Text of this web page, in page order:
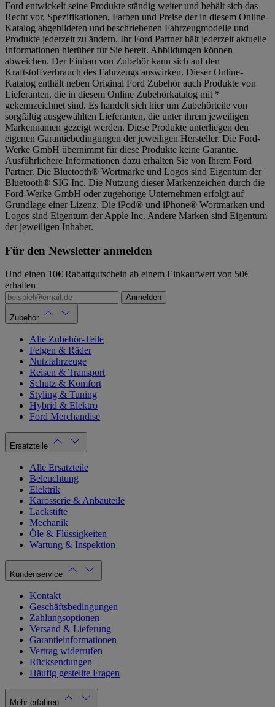
Ford entwickelt seine Produkte ständig weiter und behält sich das
Recht vor, Spezifikationen, Farben und Preise der in diesem Online-
Katalog abgebildeten und beschriebenen Fahrzeugmodelle und
Produkte jederzeit zu ändern. Ihr Ford Partner hält jederzeit aktuelle
Informationen hierüber für Sie bereit. Abbildungen können
abweichen. Der Einbau von Zubehör kann sich auf den
Kraftstoffverbrauch des Fahrzeugs auswirken. Dieser Online-
Katalog enthält neben Original Ford Zubehör auch Produkte von
Lieferanten, die in diesem Online Zubehörkatalog mit *
gekennzeichnet sind. Es handelt sich hier um Zubehörteile von
sorgfältig ausgewählten Lieferanten, die unter ihrem jeweiligen
Markennamen gezeigt werden. Diese Produkte unterliegen den
eigenen Garantiebedingungen der jeweiligen Hersteller. Die Ford-
Werke GmbH übernimmt für diese Produkte keine Garantie.
Ausführlichere Informationen dazu erhalten Sie von Ihrem Ford
Partner. Die Bluetooth® Wortmarke und Logos sind Eigentum der
Bluetooth® SIG Inc. Die Nutzung dieser Markenzeichen durch die
Ford-Werke GmbH oder zugehörige Unternehmen erfolgt auf
Grundlage einer Lizenz. Die iPod® und iPhone® Wortmarken und
Logos sind Eigentum der Apple Inc. Andere Marken sind Eigentum
der jeweiligen Inhaber.
Für den Newsletter anmelden
Und einen 10€ Rabattgutschein ab einem Einkaufwert von 50€
erhalten
Anmelden
Zubehör
Alle Zubehör-Teile
Felgen & Räder
Nutzfahrzeuge
Reisen & Transport
Schutz & Komfort
Styling & Tuning
Hybrid & Elektro
Ford Merchandise
Ersatzteile
Alle Ersatzteile
Beleuchtung
Elektrik
Karosserie & Anbauteile
Lackstifte
Mechanik
Öle & Flüssigkeiten
Wartung & Inspektion
Kundenservice
Kontakt
Geschäftsbedingungen
Zahlungsoptionen
Versand & Lieferung
Garantieinformationen
Vertrag widerrufen
Rücksendungen
Häufig gestellte Fragen
Mehr erfahren